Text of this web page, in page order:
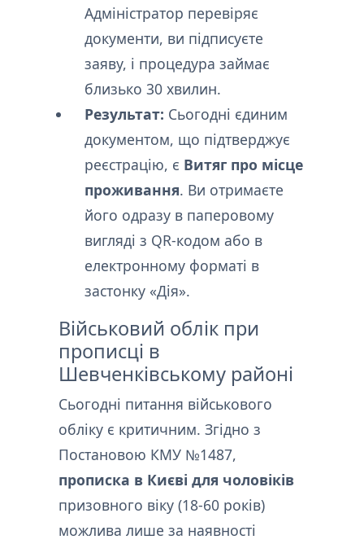
Адміністратор перевіряє
документи, ви підписуєте
заяву, і процедура займає
близько 30 хвилин.
Результат: Сьогодні єдиним
документом, що підтверджує
реєстрацію, є Витяг про місце
проживання. Ви отримаєте
його одразу в паперовому
вигляді з QR-кодом або в
електронному форматі в
застонку «Дія».
Військовий облік при
прописці в
Шевченківському районі
Сьогодні питання військового
обліку є критичним. Згідно з
Постановою КМУ №1487,
прописка в Києві для чоловіків
призовного віку (18-60 років)
можлива лише за наявності